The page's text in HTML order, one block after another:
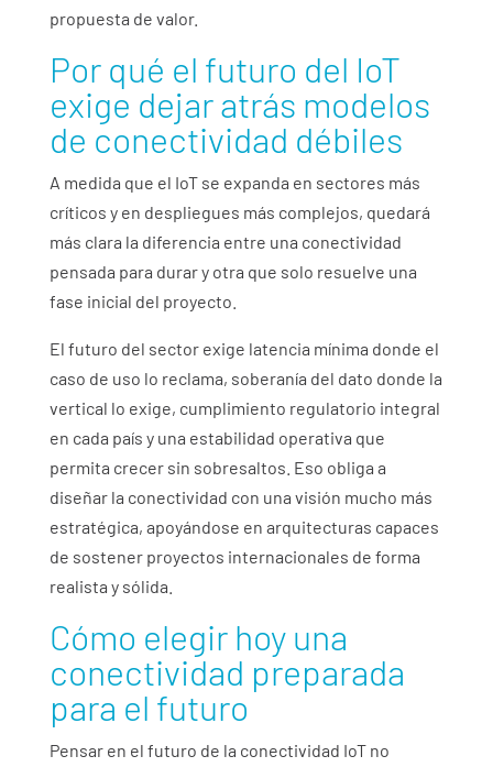
propuesta de valor.
Por qué el futuro del IoT
exige dejar atrás modelos
de conectividad débiles
A medida que el IoT se expanda en sectores más
críticos y en despliegues más complejos, quedará
más clara la diferencia entre una conectividad
pensada para durar y otra que solo resuelve una
fase inicial del proyecto.
El futuro del sector exige latencia mínima donde el
caso de uso lo reclama, soberanía del dato donde la
vertical lo exige, cumplimiento regulatorio integral
en cada país y una estabilidad operativa que
permita crecer sin sobresaltos. Eso obliga a
diseñar la conectividad con una visión mucho más
estratégica, apoyándose en arquitecturas capaces
de sostener proyectos internacionales de forma
realista y sólida.
Cómo elegir hoy una
conectividad preparada
para el futuro
Pensar en el futuro de la conectividad IoT no